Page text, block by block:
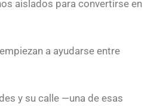
aislados para convertirse en
a ayudarse entre
y su calle —una de esas